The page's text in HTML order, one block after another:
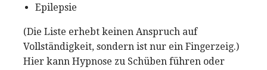
Epilepsie
(Die Liste erhebt keinen Anspruch auf
Vollständigkeit, sondern ist nur ein Fingerzeig.)
Hier kann Hypnose zu Schüben führen oder